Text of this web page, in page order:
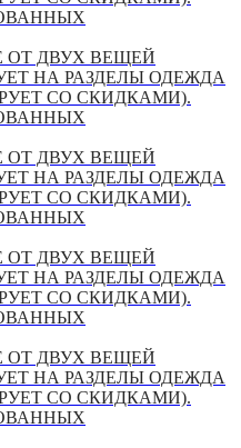
ОТ ДВУХ ВЕЩЕЙ
НА РАЗДЕЛЫ ОДЕЖДА
СО СКИДКАМИ).
ОТ ДВУХ ВЕЩЕЙ
НА РАЗДЕЛЫ ОДЕЖДА
СО СКИДКАМИ).
ОТ ДВУХ ВЕЩЕЙ
НА РАЗДЕЛЫ ОДЕЖДА
СО СКИДКАМИ).
ОТ ДВУХ ВЕЩЕЙ
НА РАЗДЕЛЫ ОДЕЖДА
СО СКИДКАМИ).